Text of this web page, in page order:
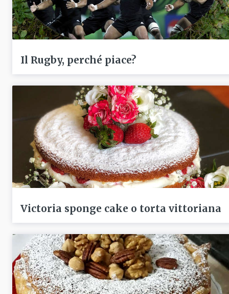
Il Rugby, perché piace?
Victoria sponge cake o torta vittoriana